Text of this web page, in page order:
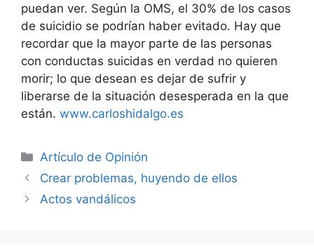
puedan ver. Según la OMS, el 30% de los casos
de suicidio se podrían haber evitado. Hay que
recordar que la mayor parte de las personas
con conductas suicidas en verdad no quieren
morir; lo que desean es dejar de sufrir y
liberarse de la situación desesperada en la que
están. www.carloshidalgo.es
Artículo de Opinión
Crear problemas, huyendo de ellos
Actos vandálicos